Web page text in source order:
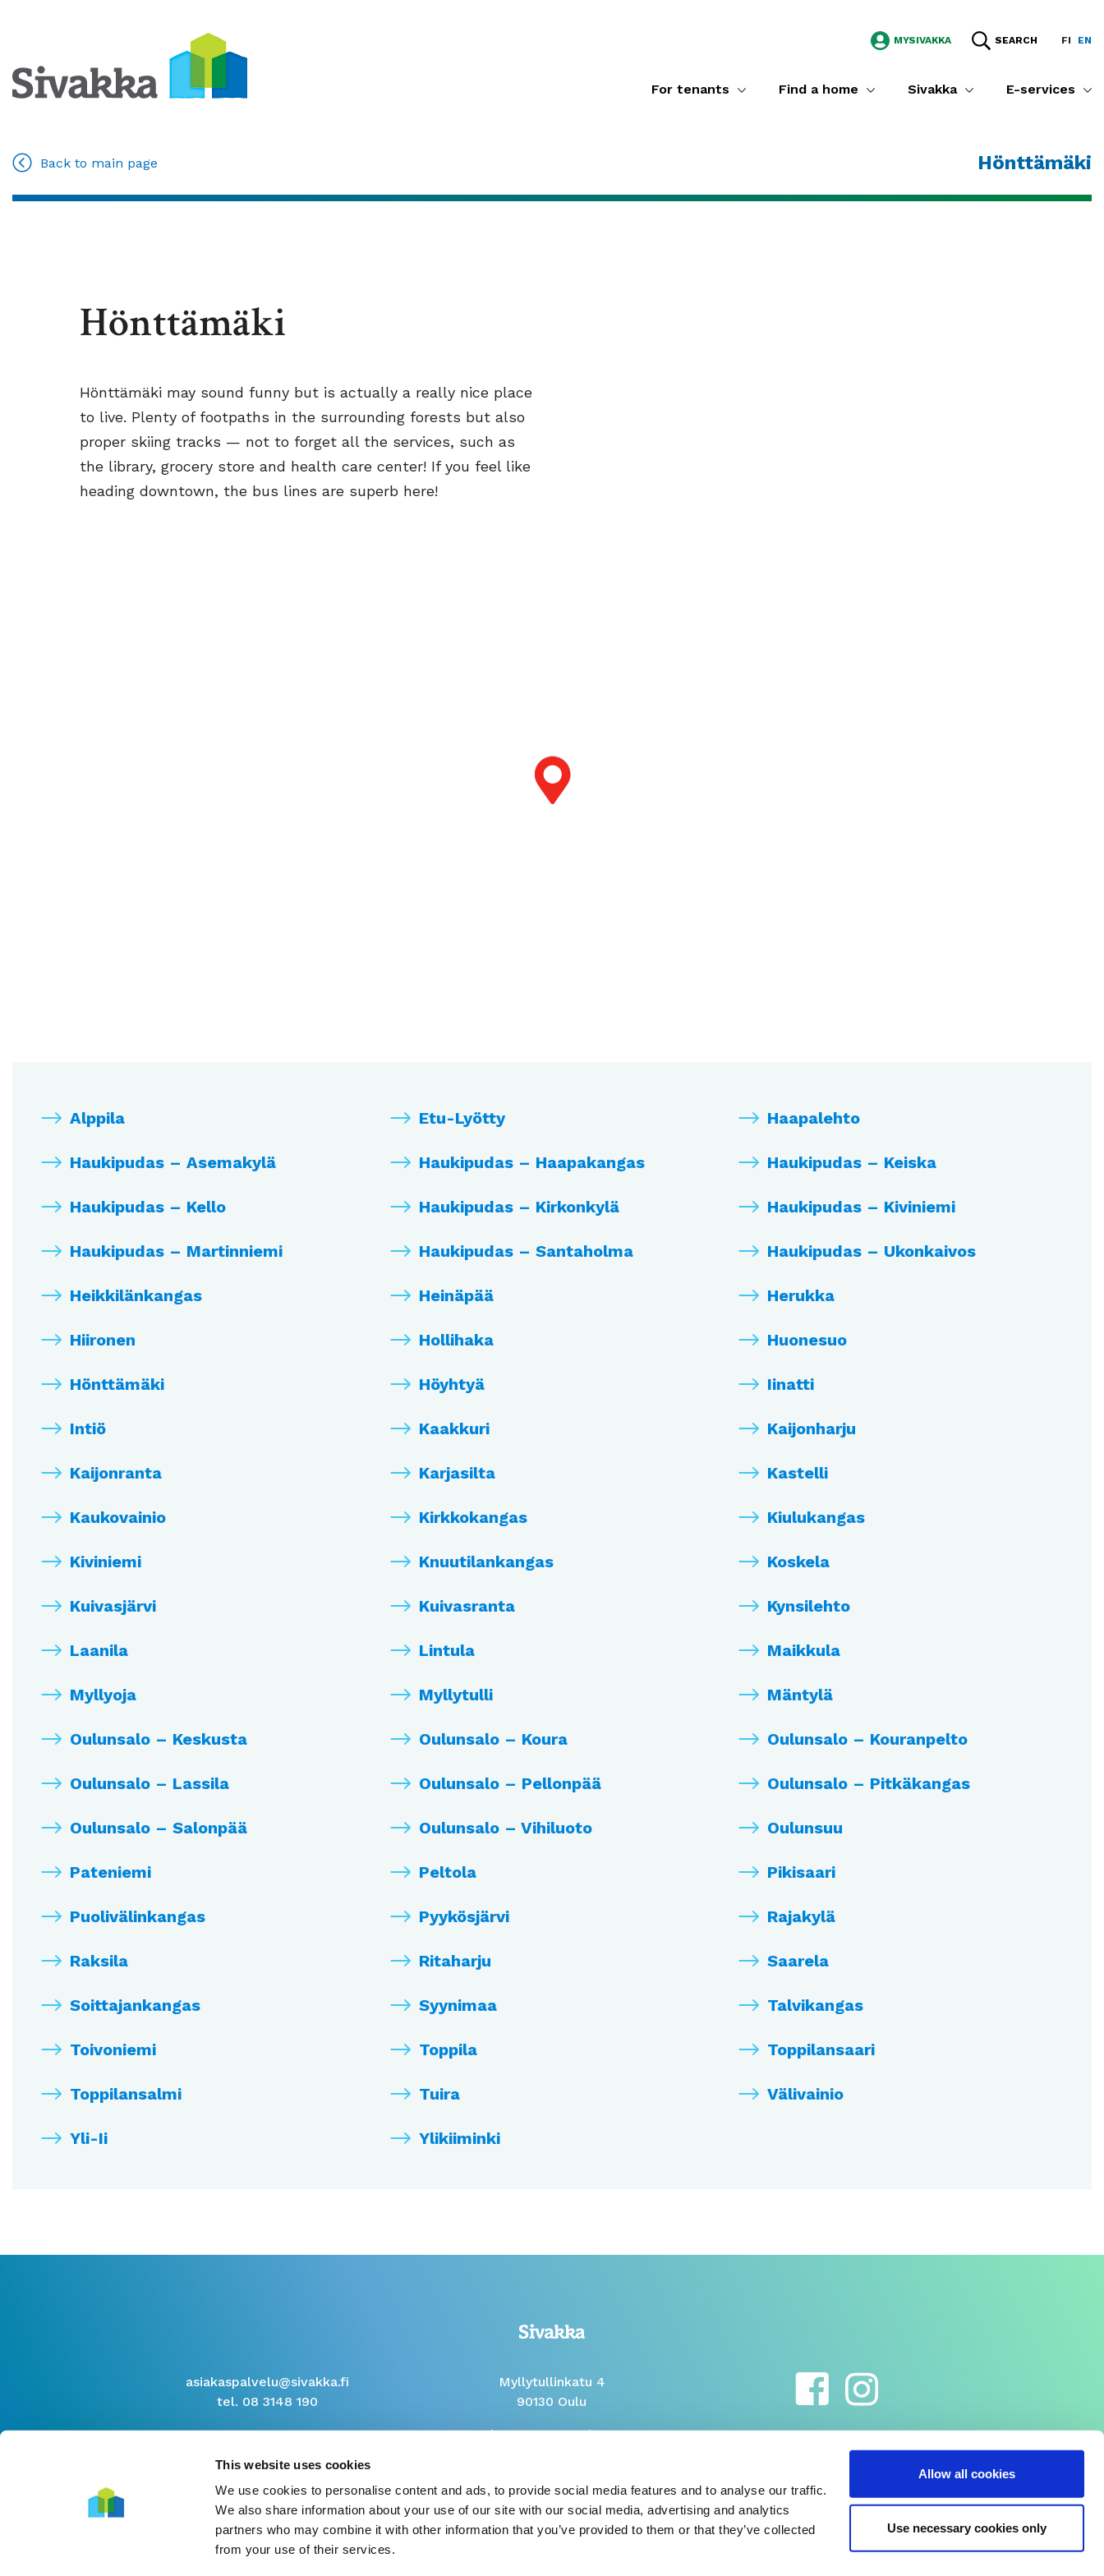
This website uses cookies
We use cookies to personalise content and ads, to provide social media features and to analyse our traffic.
We also share information about your use of our site with our social media, advertising and analytics
partners who may combine it with other information that you’ve provided to them or that they’ve collected
from your use of their services.
Allow all cookies
Use necessary cookies only
MYSIVAKKA SEARCH FI EN
For tenants Find a home Sivakka E-services
Back to main page Hönttämäki
Hönttämäki
Hönttämäki may sound funny but is actually a really nice place
to live. Plenty of footpaths in the surrounding forests but also
proper skiing tracks — not to forget all the services, such as
the library, grocery store and health care center! If you feel like
heading downtown, the bus lines are superb here!
Alppila Etu-Lyötty Haapalehto
Haukipudas – Asemakylä Haukipudas – Haapakangas Haukipudas – Keiska
Haukipudas – Kello Haukipudas – Kirkonkylä Haukipudas – Kiviniemi
Haukipudas – Martinniemi Haukipudas – Santaholma Haukipudas – Ukonkaivos
Heikkilänkangas Heinäpää Herukka
Hiironen Hollihaka Huonesuo
Hönttämäki Höyhtyä Iinatti
Intiö Kaakkuri Kaijonharju
Kaijonranta Karjasilta Kastelli
Kaukovainio Kirkkokangas Kiulukangas
Kiviniemi Knuutilankangas Koskela
Kuivasjärvi Kuivasranta Kynsilehto
Laanila Lintula Maikkula
Myllyoja Myllytulli Mäntylä
Oulunsalo – Keskusta Oulunsalo – Koura Oulunsalo – Kouranpelto
Oulunsalo – Lassila Oulunsalo – Pellonpää Oulunsalo – Pitkäkangas
Oulunsalo – Salonpää Oulunsalo – Vihiluoto Oulunsuu
Pateniemi Peltola Pikisaari
Puolivälinkangas Pyykösjärvi Rajakylä
Raksila Ritaharju Saarela
Soittajankangas Syynimaa Talvikangas
Toivoniemi Toppila Toppilansaari
Toppilansalmi Tuira Välivainio
Yli-Ii Ylikiiminki
asiakaspalvelu@sivakka.fi
tel. 08 3148 190
Myllytullinkatu 4
90130 Oulu
Phone Mon to Fri 9-12
Whistleblow report